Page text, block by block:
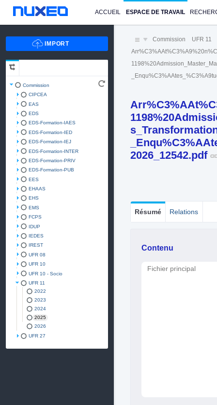
ACCUEIL ESPACE DE TRAVAIL
Commission
CIPCEA
EAS
EDS
EDS-Formation-IAES
EDS-Formation-IED
EDS-Formation-IEJ
EDS-Formation-INTER
EDS-Formation-PRIV
EDS-Formation-PUB
EES
EHAAS
EHS
EMS
FCPS
IDUP
IEDES
IREST
UFR 08
UFR 10
UFR 10 - Socio
UFR 11
2022
2023
2024
2025
2026
UFR 27
Commission UFR 11
2026_12542.pdf
Résumé Relations
Contenu
Fichier principal